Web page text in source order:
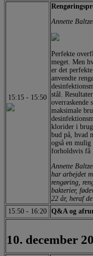
15:15 - 15:50
Annette
Perfekte
meget. Men
er det
anvendte
stål.
overraskende
maksimale
klorider i
bud på, hvad
også en
forholdsvis få
Annette
har arbejdet
rengøring,
bakterier,
22 år, heraf
15:50 - 16:20 Q&A og
10. december